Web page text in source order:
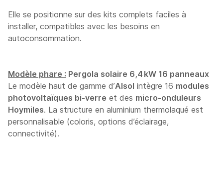
Elle se positionne sur des kits complets faciles à
installer, compatibles avec les besoins en
autoconsommation.
Modèle phare : Pergola solaire 6,4 kW 16 panneaux
Le modèle haut de gamme d’Alsol intègre 16 modules
photovoltaïques bi-verre et des micro-onduleurs
Hoymiles. La structure en aluminium thermolaqué est
personnalisable (coloris, options d’éclairage,
connectivité).